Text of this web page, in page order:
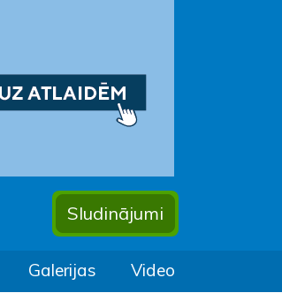
Sludinājumi
Galerijas Video